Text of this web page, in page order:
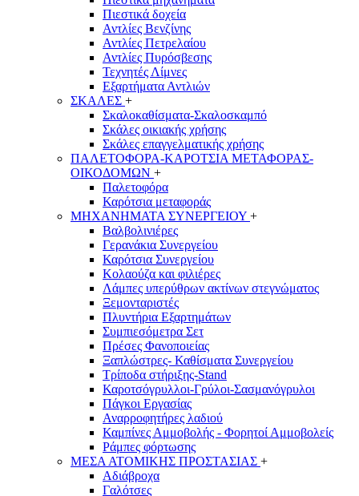
Πιεστικά δοχεία
Αντλίες Βενζίνης
Αντλίες Πετρελαίου
Αντλίες Πυρόσβεσης
Τεχνητές Λίμνες
Εξαρτήματα Αντλιών
ΣΚΑΛΕΣ +
Σκαλοκαθίσματα-Σκαλοσκαμπό
Σκάλες οικιακής χρήσης
Σκάλες επαγγελματικής χρήσης
ΠΑΛΕΤΟΦΟΡΑ-ΚΑΡΟΤΣΙΑ ΜΕΤΑΦΟΡΑΣ-
ΟΙΚΟΔΟΜΩΝ +
Παλετοφόρα
Καρότσια μεταφοράς
ΜΗΧΑΝΗΜΑΤΑ ΣΥΝΕΡΓΕΙΟΥ +
Βαλβολινιέρες
Γερανάκια Συνεργείου
Καρότσια Συνεργείου
Κολαούζα και φιλιέρες
Λάμπες υπερύθρων ακτίνων στεγνώματος
Ξεμονταριστές
Πλυντήρια Εξαρτημάτων
Συμπιεσόμετρα Σετ
Πρέσες Φανοποιείας
Ξαπλώστρες- Καθίσματα Συνεργείου
Τρίποδα στήριξης-Stand
Καροτσόγρυλλοι-Γρύλοι-Σασμανόγρυλοι
Πάγκοι Εργασίας
Αναρροφητήρες λαδιού
Καμπίνες Αμμοβολής - Φορητοί Αμμοβολείς
Ράμπες φόρτωσης
ΜΕΣΑ ΑΤΟΜΙΚΗΣ ΠΡΟΣΤΑΣΙΑΣ +
Αδιάβροχα
Γαλότσες